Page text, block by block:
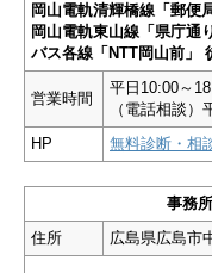
岡山電軌清輝橋線「郵便
岡山電軌東山線「県庁通
バス各線「NTT岡山前」
営業時間
平日10:00～
（電話相談
HP
無料診断・相
事務
住所
広島県広島市